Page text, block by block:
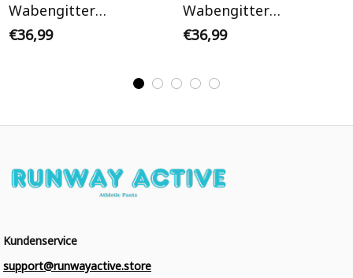
Wabengitter
Streetwear Cyberpunk
€36,99
Wabengitter
Streetwear Cyberpunk
College Jacke
€36,99
Kundenservice
support@runwayactive.store